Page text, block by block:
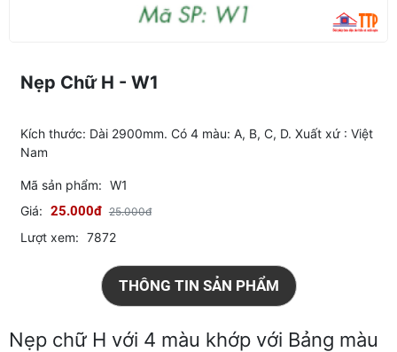
Nẹp Chữ H - W1
Kích thước: Dài 2900mm. Có 4 màu: A, B, C, D. Xuất xứ : Việt
Nam
Mã sản phẩm: W1
Giá: 25.000đ 25.000đ
Lượt xem: 7872
THÔNG TIN SẢN PHẨM
Nẹp chữ H với 4 màu khớp với Bảng màu